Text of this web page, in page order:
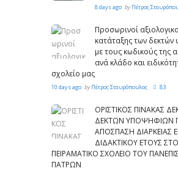
8 days ago byΠέτρος
Προσωρινοί
κατάταξης των
με τους κωδικούς της
ανά κλάδο και
σχολείο μας
10 days ago byΠέτρος Σταυρόπουλος 83
ΟΡΙΣΤΙΚΟΣ ΠΙΝΑΚΑΣ
ΔΕΚΤΩΝ ΥΠΟΨΗΦΙΩΝ
ΑΠΟΣΠΑΣΗ ΔΙΑΡΚΕΙΑΣ
ΔΙΔΑΚΤΙΚΟΥ ΕΤΟΥΣ
ΠΕΙΡΑΜΑΤΙΚΟ ΣΧΟΛΕΙΟ ΤΟΥ
ΠΑΤΡΩΝ